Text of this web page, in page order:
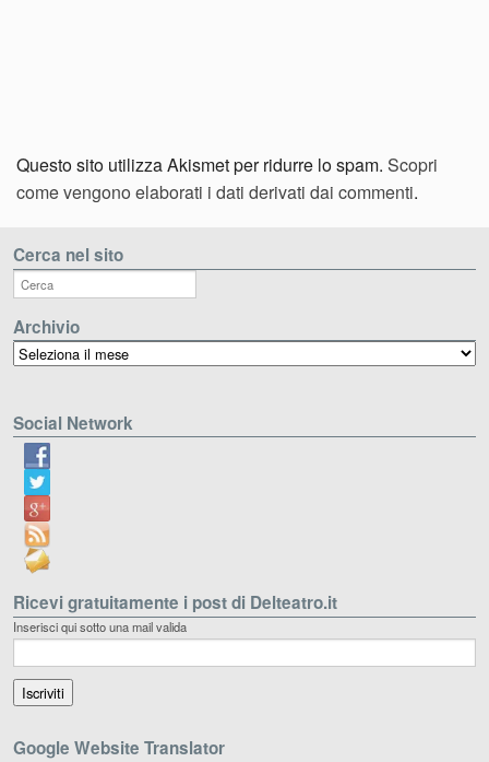
Questo sito utilizza Akismet per ridurre lo spam. Scopri
come vengono elaborati i dati derivati dai commenti.
Cerca nel sito
Archivio
Archivio
Social Network
Ricevi gratuitamente i post di Delteatro.it
Inserisci qui sotto una mail valida
Google Website Translator